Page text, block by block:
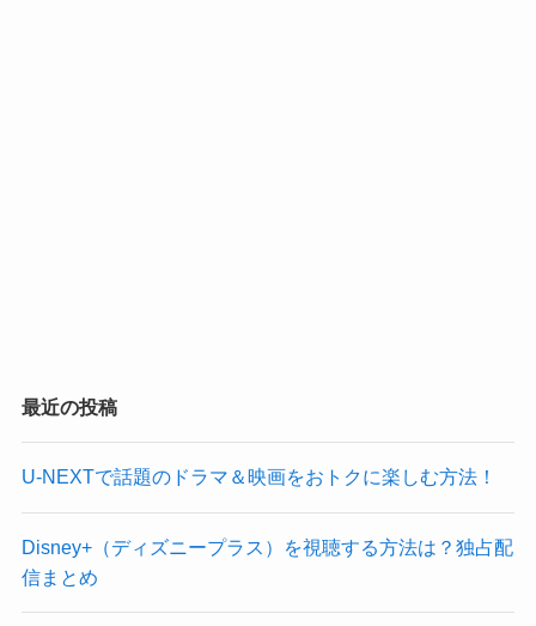
最近の投稿
U-NEXTで話題のドラマ＆映画をおトクに楽しむ方法！
Disney+（ディズニープラス）を視聴する方法は？独占配
信まとめ